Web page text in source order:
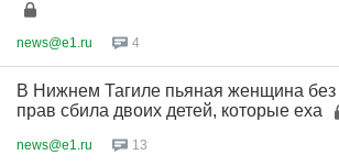
news@e1.ru 4
В Нижнем Тагиле пьяная женщина без
прав сбила двоих детей, которые еха
news@e1.ru 13